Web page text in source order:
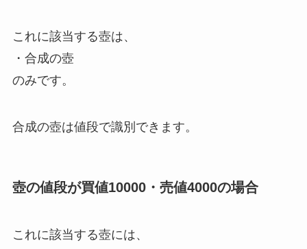
これに該当する壺は、
・合成の壺
のみです。
合成の壺は値段で識別できます。
壺の値段が買値10000・売値4000の場合
これに該当する壺には、